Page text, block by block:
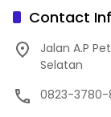
Contact
Jalan A.P
Selatan
0823-